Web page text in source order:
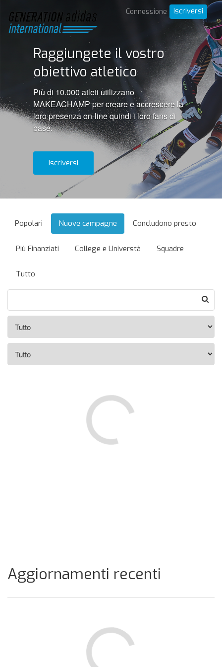
Connessione Iscriversi
Raggiungete il vostro
obiettivo atletico
Più di 10.000 atleti utilizzano
MAKEACHAMP per creare e accrescere la
loro presenza on-line quindi i loro fans di
base.
Iscriversi
Popolari Nuove campagne Concludono presto
Più Finanziati College e Universtà Squadre
Tutto
Aggiornamenti recenti